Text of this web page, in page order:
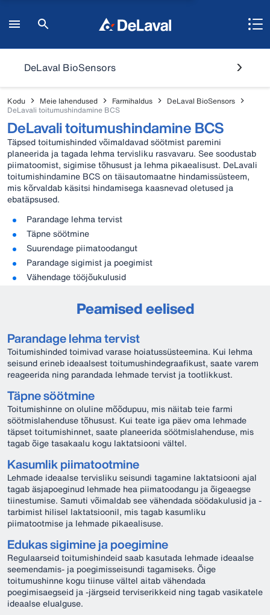
DeLaval BioSensors
Kodu Meie lahendused Farmihaldus
DeLaval BioSensors
DeLavali toitumushindamine BCS
DeLavali toitumushindamine BCS
Täpsed toitumishinded võimaldavad söötmist paremini
planeerida ja tagada lehma tervisliku rasvavaru. See soodustab
piimatoomist, sigimise tõhusust ja lehma pikaealisust. DeLavali
toitumishindamine BCS on täisautomaatne hindamissüsteem,
mis kõrvaldab käsitsi hindamisega kaasnevad oletused ja
ebatäpsused.
Parandage lehma tervist
Täpne söötmine
Suurendage piimatoodangut
Parandage sigimist ja poegimist
Vähendage tööjõukulusid
Peamised eelised
Parandage lehma tervist
Toitumishinded toimivad varase hoiatussüsteemina. Kui lehma
seisund erineb ideaalsest toitumushindegraafikust, saate varem
reageerida ning parandada lehmade tervist ja tootlikkust.
Täpne söötmine
Toitumishinne on oluline mõõdupuu, mis näitab teie farmi
söötmislahenduse tõhusust. Kui teate iga päev oma lehmade
täpset toitumishinnet, saate planeerida söötmislahenduse, mis
tagab õige tasakaalu kogu laktatsiooni vältel.
Kasumlik piimatootmine
Lehmade ideaalse tervisliku seisundi tagamine laktatsiooni ajal
tagab äsjapoeginud lehmade hea piimatoodangu ja õigeaegse
tiinestumise. Samuti võimaldab see vähendada söödakulusid ja -
tarbimist hilisel laktatsioonil, mis tagab kasumliku
piimatootmise ja lehmade pikaealisuse.
Edukas sigimine ja poegimine
Regulaarseid toitumishindeid saab kasutada lehmade ideaalse
seemendamis- ja poegimisseisundi tagamiseks. Õige
toitumushinne kogu tiinuse vältel aitab vähendada
poegimisaegseid ja -järgseid terviserikkeid ning tagab vasikatele
ideaalse elualguse.